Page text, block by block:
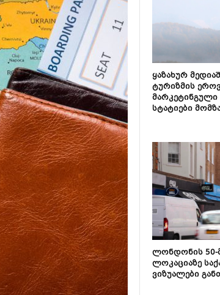
ყაზახურ
ტურიზმის
მარკეტინგული
სტატიები
ლონდონის
ლოკაციაზე
ვიზუალები